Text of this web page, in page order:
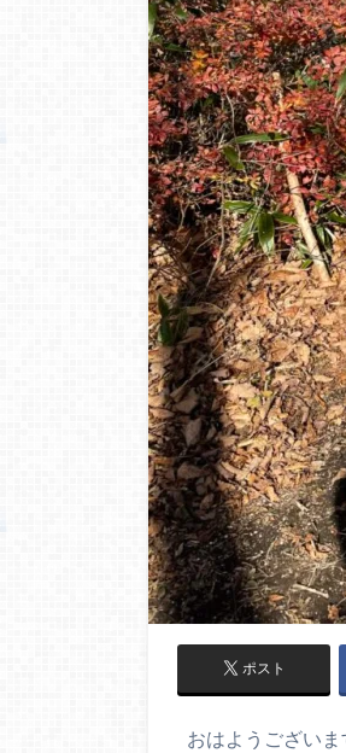
ポスト
おはようございま